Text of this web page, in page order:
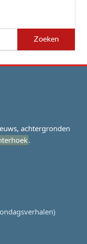
achtergronden
.